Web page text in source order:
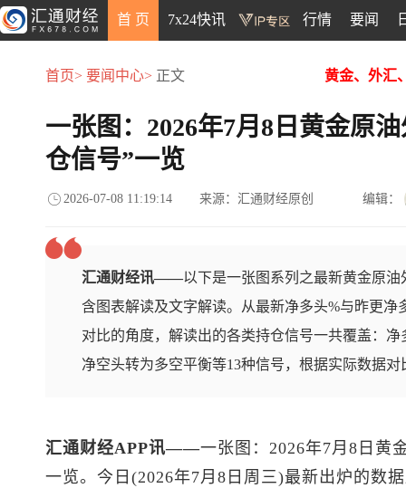
首 页 7x24快讯 行情 要闻
首页> 要闻中心> 正文 黄金、外汇
一张图：2026年7月8日黄金原
仓信号”一览
2026-07-08 11:19:14 来源：汇通财经原创 编辑：
汇通财经讯——以下是一张图系列之最新黄金原
含图表解读及文字解读。从最新净多头%与昨更
对比的角度，解读出的各类持仓信号一共覆盖：
净空头转为多空平衡等13种信号，根据实际数据
汇通财经APP讯——一张图：2026年7月8日黄
一览。今日(2026年7月8日周三)最新出炉的数